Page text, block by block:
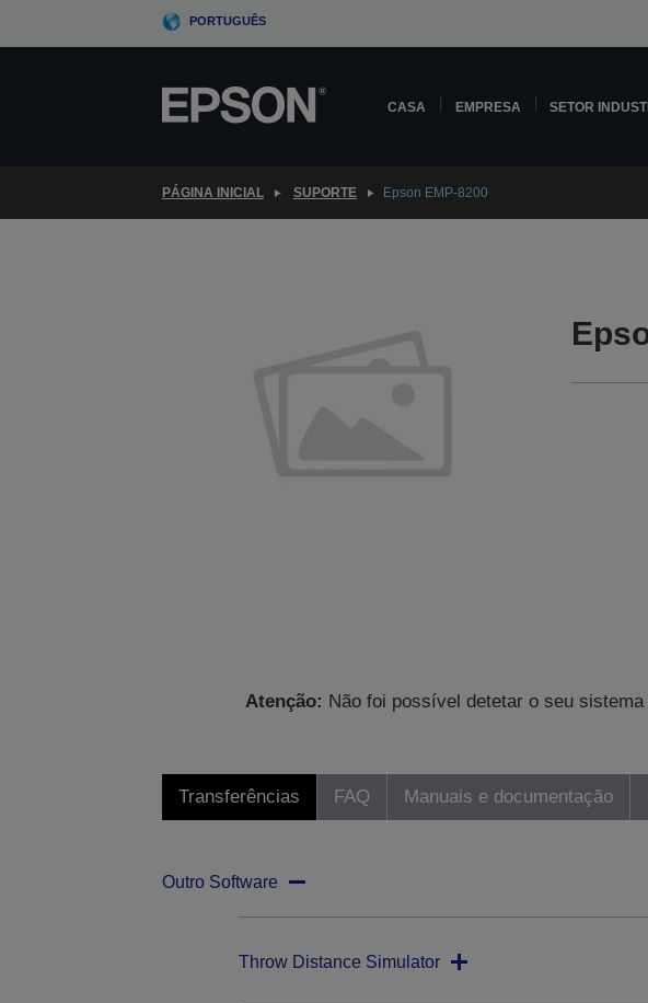
PORTUGUÊS
CASA EMPRESA SETOR
PÁGINA INICIAL SUPORTE Epson EMP-8200
Atenção: Não foi possível detetar o seu
Transferências FAQ Manuais e documentação
Outro Software
Throw Distance Simulator